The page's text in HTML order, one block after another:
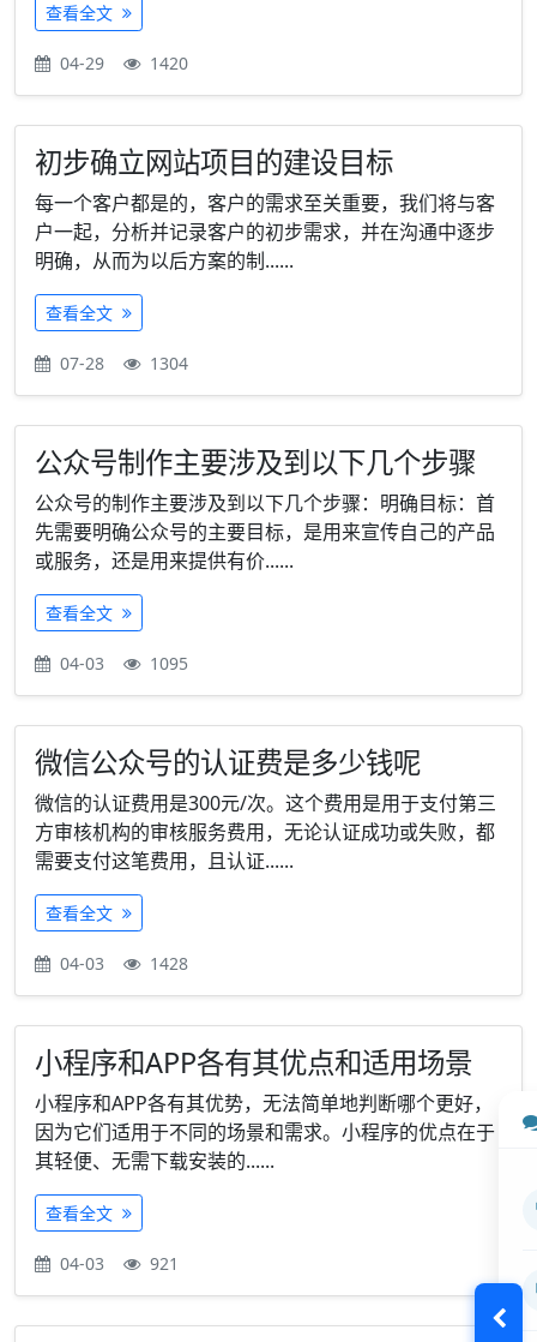
查看全文
04-29 1420
初步确立网站项目的建设目标
每一个客户都是的，客户的需求至关重要，我们将与客
户一起，分析并记录客户的初步需求，并在沟通中逐步
明确，从而为以后方案的制......
查看全文
07-28 1304
公众号制作主要涉及到以下几个步骤
公众号的制作主要涉及到以下几个步骤：明确目标：首
先需要明确公众号的主要目标，是用来宣传自己的产品
或服务，还是用来提供有价......
查看全文
04-03 1095
微信公众号的认证费是多少钱呢
微信的认证费用是300元/次。这个费用是用于支付第三
方审核机构的审核服务费用，无论认证成功或失败，都
需要支付这笔费用，且认证......
查看全文
04-03 1428
小程序和APP各有其优点和适用场景
小程序和APP各有其优势，无法简单地判断哪个更好，
因为它们适用于不同的场景和需求。小程序的优点在于
其轻便、无需下载安装的......
查看全文
04-03 921